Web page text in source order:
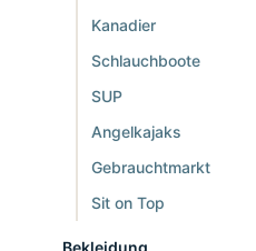
Kanadier
Schlauchboote
SUP
Angelkajaks
Gebrauchtmarkt
Sit on Top
Bekleidung